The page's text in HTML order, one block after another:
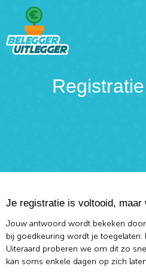
Je registratie is voltooid, maar
Jouw antwoord wordt bekeken
bij goedkeuring wordt je toegelaten.
Uiteraard proberen we om dit zo
kan soms enkele dagen op zich
Wat wil je
Wil je graag de betekenis
weten of is er een
beantwoord wilt hebben?